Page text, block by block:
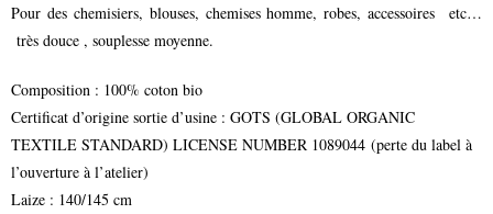
Pour des chemisiers, blouses, chemises homme, robes, accessoires etc…
très douce , souplesse moyenne.
Composition : 100% coton bio
Certificat d’origine sortie d’usine : GOTS (GLOBAL ORGANIC
TEXTILE STANDARD) LICENSE NUMBER 1089044 (perte du label à
l’ouverture à l’atelier)
Laize : 140/145 cm